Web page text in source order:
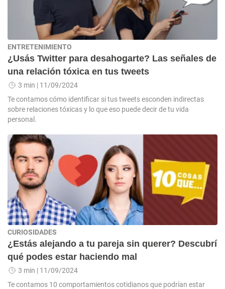
ENTRETENIMIENTO
¿Usás Twitter para desahogarte? Las señales de
una relación tóxica en tus tweets
3 min | 11/09/2024
Te contamos cómo identificar si tus tweets esconden indirectas
sobre relaciones tóxicas y lo que eso puede decir de tu vida
personal.
CURIOSIDADES
¿Estás alejando a tu pareja sin querer? Descubrí
qué podes estar haciendo mal
3 min | 11/09/2024
Te contamos 10 comportamientos cotidianos que podrían estar